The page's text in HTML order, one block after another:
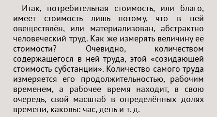
Итак, потребительная стоимость, или благо,
имеет стоимость лишь потому, что в ней
овеществлён, или материализован, абстрактно
человеческий труд. Как же измерять величину её
стоимости? Очевидно, количеством
содержащегося в ней труда, этой «созидающей
стоимость субстанции». Количество самого труда
измеряется его продолжительностью, рабочим
временем, а рабочее время находит, в свою
очередь, свой масштаб в определённых долях
времени, каковы: час, день и т. д.